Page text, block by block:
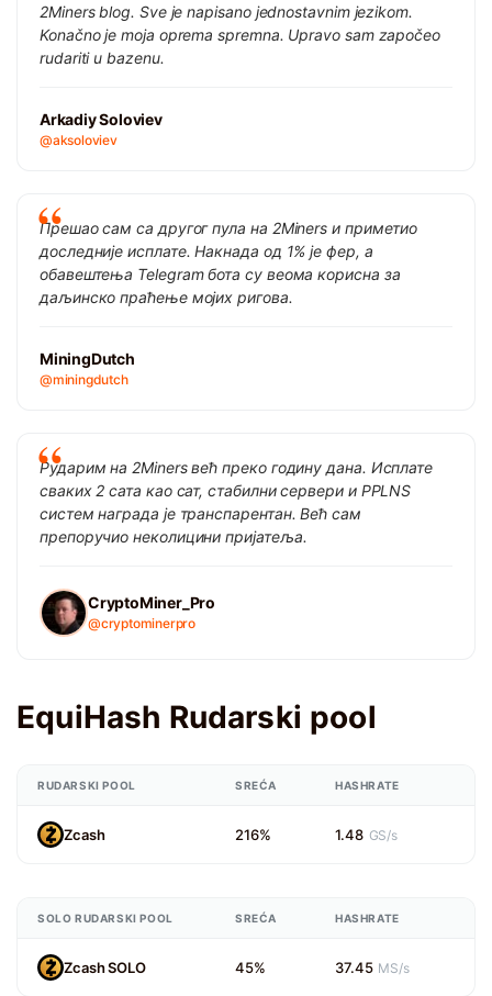
2Miners blog. Sve je napisano jednostavnim jezikom.
Konačno je moja oprema spremna. Upravo sam započeo
rudariti u bazenu.
Arkadiy Soloviev
@aksoloviev
Прешао сам са другог пула на 2Miners и приметио
доследније исплате. Накнада од 1% је фер, а
обавештења Telegram бота су веома корисна за
даљинско праћење мојих ригова.
MiningDutch
@miningdutch
Рударим на 2Miners већ преко годину дана. Исплате
сваких 2 сата као сат, стабилни сервери и PPLNS
систем награда је транспарентан. Већ сам
препоручио неколицини пријатеља.
CryptoMiner_Pro
@cryptominerpro
EquiHash Rudarski pool
RUDARSKI POOL SREĆA HASHRATE
Zcash 216% 1.48 GS/s
SOLO RUDARSKI POOL SREĆA HASHRATE
Zcash SOLO 45% 37.45 MS/s